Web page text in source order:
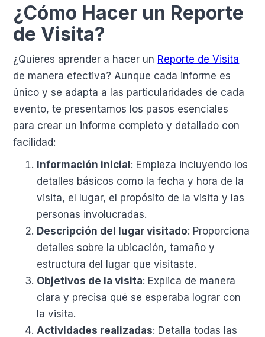
¿Cómo Hacer un Reporte
de Visita?
¿Quieres aprender a hacer un Reporte de Visita
de manera efectiva? Aunque cada informe es
único y se adapta a las particularidades de cada
evento, te presentamos los pasos esenciales
para crear un informe completo y detallado con
facilidad:
Información inicial: Empieza incluyendo los
detalles básicos como la fecha y hora de la
visita, el lugar, el propósito de la visita y las
personas involucradas.
Descripción del lugar visitado: Proporciona
detalles sobre la ubicación, tamaño y
estructura del lugar que visitaste.
Objetivos de la visita: Explica de manera
clara y precisa qué se esperaba lograr con
la visita.
Actividades realizadas: Detalla todas las